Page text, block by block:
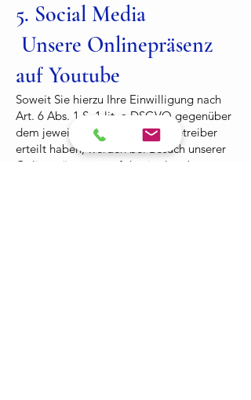
5. Social Media
Unsere Onlinepräsenz
auf Youtube
Soweit Sie hierzu Ihre Einwilligung nach
Art. 6 Abs. 1 S. 1 lit. a DSGVO gegenüber
dem jeweiligen Social Media Betreiber
erteilt haben, werden bei Besuch unserer
Onlinepräsenzen auf den in der oben